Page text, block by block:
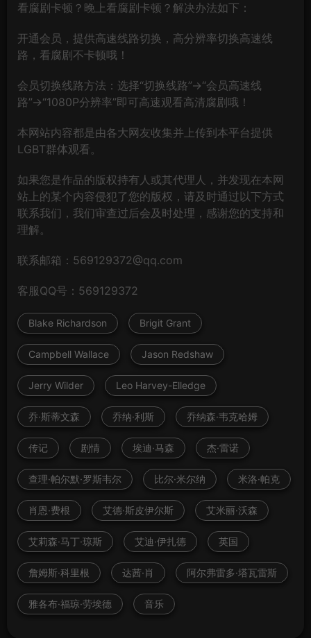
看腐剧卡顿？晚上看腐剧卡顿？解决办法如下：
开通会员，提供高速线路切换，高分辨率切换高速线
路，看腐剧不卡顿哦！
会员切换线路方法：选择“切换线路”→“会员高速线
路”→“1080P分辨率”即可高速观看高清腐剧哦！
本网站内容都是由各大网友收集并上传到本平台提供
LGBT群体观看。
如果您是作品的版权持有人或其代理人，并发现在本网
站上的某个内容侵犯了您的版权，请及时通过以下方式
联系我们，我们审查过后会及时处理，感谢您的支持和
理解。
联系邮箱：569129372@qq.com
客服QQ号：569129372
Blake Richardson Brigit Grant
Campbell Wallace Jason Redshaw
Jerry Wilder Leo Harvey-Elledge
乔·斯蒂文森 乔纳·利斯 乔纳森·韦克哈姆
传记 剧情 埃迪·马森 杰·雷诺
查理·帕尔默·罗斯韦尔 比尔·米尔纳 米洛·帕克
肖恩·费根 艾德·斯皮伊尔斯 艾米丽·沃森
艾莉森·马丁·琼斯 艾迪·伊扎德 英国
詹姆斯·科里根 达茜·肖 阿尔弗雷多·塔瓦雷斯
雅各布·福琼·劳埃德 音乐